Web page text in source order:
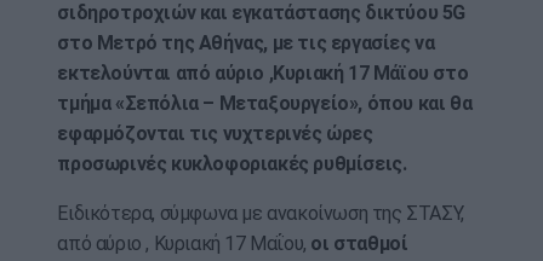
σιδηροτροχιών και εγκατάστασης δικτύου 5G
στο Μετρό της Αθήνας, με τις εργασίες να
εκτελούνται από αύριο ,Κυριακή 17 Μάϊου στο
τμήμα «Σεπόλια – Μεταξουργείο», όπου και θα
εφαρμόζονται τις νυχτερινές ώρες
προσωρινές κυκλοφοριακές ρυθμίσεις.
Ειδικότερα, σύμφωνα με ανακοίνωση της ΣΤΑΣΥ,
από αύριο , Κυριακή 17 Μαΐου, οι σταθμοί